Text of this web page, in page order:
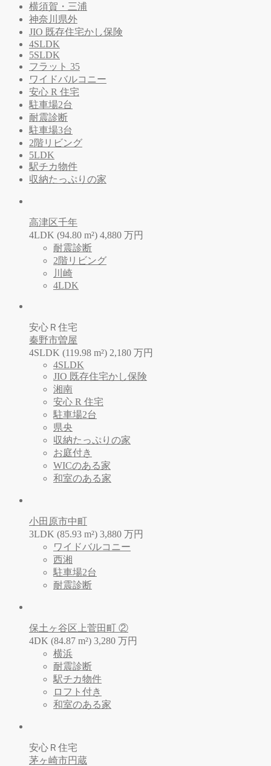
横須賀・三浦
神奈川県外
JIO 既存住宅かし保険
4SLDK
5SLDK
フラット 35
ワイドバルコニー
安心 R 住宅
駐車場2台
耐震診断
駐車場3台
2階リビング
5LDK
駅チカ物件
収納たっぷりの家
高津区千年
4LDK (94.80 m²) 4,880 万円
耐震診断
2階リビング
川崎
4LDK
安心Ｒ住宅
秦野市曽屋
4SLDK (119.98 m²) 2,180 万円
4SLDK
JIO 既存住宅かし保険
湘南
安心 R 住宅
駐車場2台
県央
収納たっぷりの家
お庭付き
WICのある家
和室のある家
小田原市中町
3LDK (85.93 m²) 3,880 万円
ワイドバルコニー
西湘
駐車場2台
耐震診断
保土ヶ谷区上菅田町 ②
4DK (84.87 m²) 3,280 万円
横浜
耐震診断
駅チカ物件
ロフト付き
和室のある家
安心Ｒ住宅
茅ヶ崎市円蔵